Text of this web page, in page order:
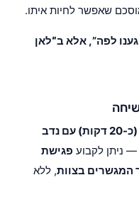
שאפשר לחיות איתו.
לפה”, אלא ב“לאן
שיחת היכרות קצרה (כ-20 דקות) עם נדב
ניתן לקבוע פגישת
המגשרים בצוות, ללא